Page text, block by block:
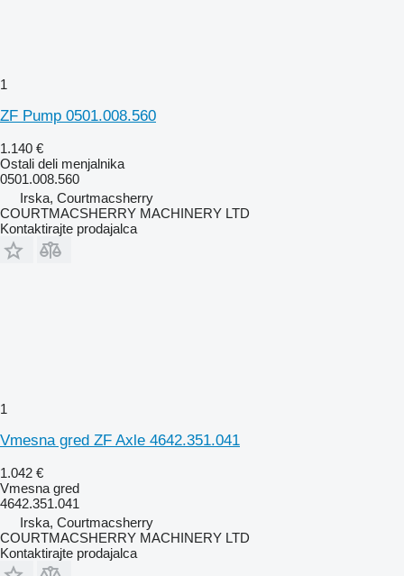
1
ZF Pump 0501.008.560
1.140 €
Ostali deli menjalnika
0501.008.560
Irska, Courtmacsherry
COURTMACSHERRY MACHINERY LTD
Kontaktirajte prodajalca
1
Vmesna gred ZF Axle 4642.351.041
1.042 €
Vmesna gred
4642.351.041
Irska, Courtmacsherry
COURTMACSHERRY MACHINERY LTD
Kontaktirajte prodajalca